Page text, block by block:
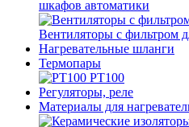
шкафов автоматики
Вентиляторы с фильтром
Нагревательные шланги
Термопары
PT100
Регуляторы, реле
Материалы для